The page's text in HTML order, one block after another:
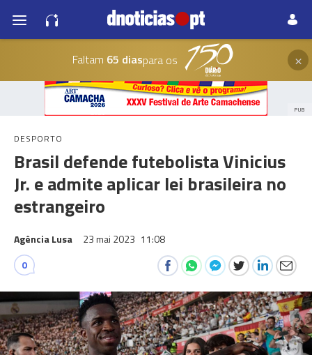
Faltam 65 diaspara os ×
PUB
DESPORTO
Brasil defende futebolista Vinicius
Jr. e admite aplicar lei brasileira no
estrangeiro
Agência Lusa 23 mai 2023 11:08
0